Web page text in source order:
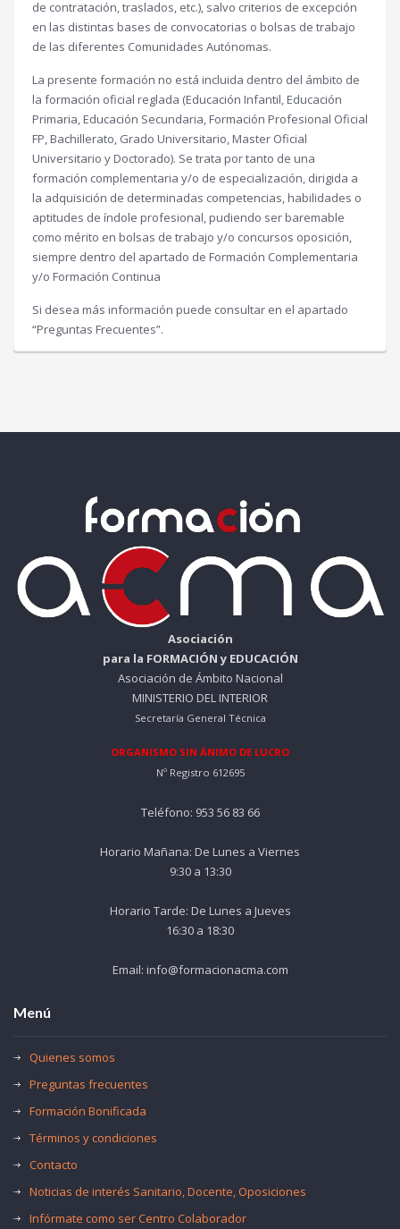
de contratación, traslados, etc.), salvo criterios de excepción
en las distintas bases de convocatorias o bolsas de trabajo
de las diferentes Comunidades Autónomas.
La presente formación no está incluida dentro del ámbito de
la formación oficial reglada (Educación Infantil, Educación
Primaria, Educación Secundaria, Formación Profesional Oficial
FP, Bachillerato, Grado Universitario, Master Oficial
Universitario y Doctorado). Se trata por tanto de una
formación complementaria y/o de especialización, dirigida a
la adquisición de determinadas competencias, habilidades o
aptitudes de índole profesional, pudiendo ser baremable
como mérito en bolsas de trabajo y/o concursos oposición,
siempre dentro del apartado de Formación Complementaria
y/o Formación Continua
Si desea más información puede consultar en el apartado
“Preguntas Frecuentes”.
Asociación
para la FORMACIÓN y EDUCACIÓN
Asociación de Ámbito Nacional
MINISTERIO DEL INTERIOR
Secretaría General Técnica
ORGANISMO SIN ÁNIMO DE LUCRO
Nº Registro 612695
Teléfono: 953 56 83 66
Horario Mañana: De Lunes a Viernes
9:30 a 13:30
Horario Tarde: De Lunes a Jueves
16:30 a 18:30
Email: info@formacionacma.com
Menú
Quienes somos
Preguntas frecuentes
Formación Bonificada
Términos y condiciones
Contacto
Noticias de interés Sanitario, Docente, Oposiciones
Infórmate como ser Centro Colaborador